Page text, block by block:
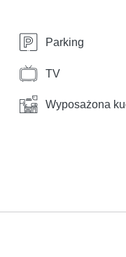
Parking
TV
Wyposażona